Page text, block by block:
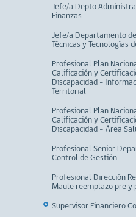
Jefe/a Depto
Finanzas
Jefe/a Departamento
Técnicas y Tecnologías
Profesional Plan
Calificación y
Discapacidad -
Territorial
Profesional Plan
Calificación y
Discapacidad – Área
Profesional Senior
Control de Gestión
Profesional Dirección
Maule reemplazo pre y
Supervisor Financiero